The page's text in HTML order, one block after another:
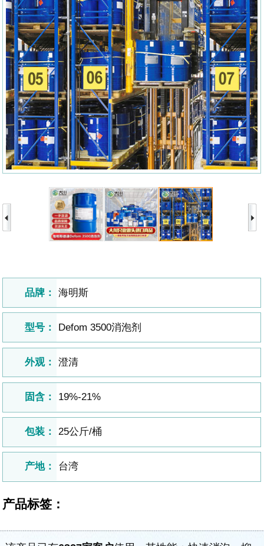
品牌： 海明斯
型号： Defom 3500消泡剂
外观： 澄清
固含： 19%-21%
包装： 25公斤/桶
产地： 台湾
产品标签：